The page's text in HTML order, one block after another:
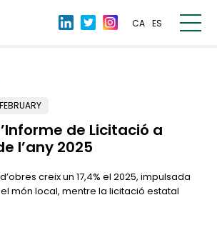
CA ES
de Licitació a
l’any 2025
creix un 17,4% el 2025, impulsada
món local, mentre la licitació estatal